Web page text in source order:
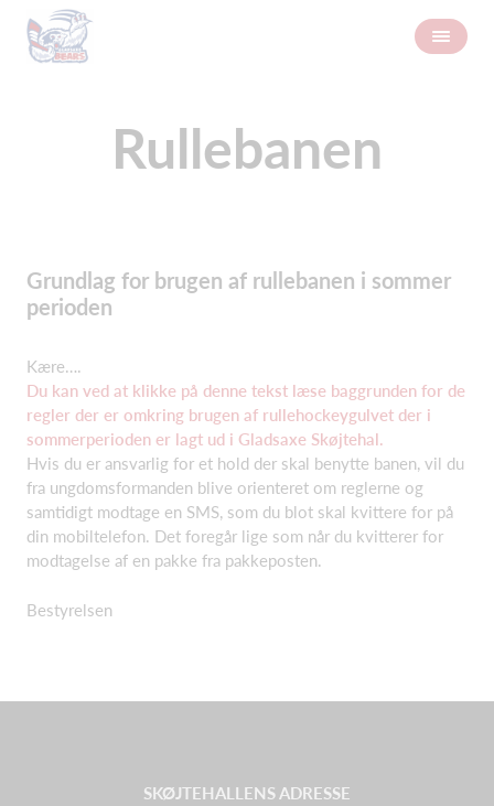
Rullebanen
Grundlag for brugen af rullebanen i sommer
perioden
Kære….
Du kan ved at klikke på denne tekst læse baggrunden for de
regler der er omkring brugen af rullehockeygulvet der i
sommerperioden er lagt ud i Gladsaxe Skøjtehal.
Hvis du er ansvarlig for et hold der skal benytte banen, vil du
fra ungdomsformanden blive orienteret om reglerne og
samtidigt modtage en SMS, som du blot skal kvittere for på
din mobiltelefon. Det foregår lige som når du kvitterer for
modtagelse af en pakke fra pakkeposten.
Bestyrelsen
SKØJTEHALLENS ADRESSE